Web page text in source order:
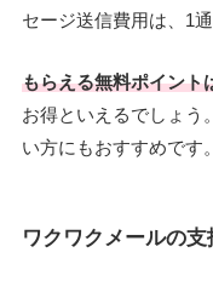
セージ送信費用は、1
もらえる無料ポイント
お得といえるでしょう
い方にもおすすめです。
ワクワクメールの支